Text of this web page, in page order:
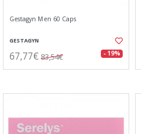
Gestagyn Men 60 Caps
GESTAGYN
67,77€ 83,54€ - 19%